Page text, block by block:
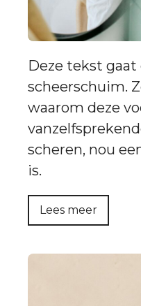
Deze tekst gaat
scheerschuim.
waarom deze
scheren, nou
is.
Lees meer